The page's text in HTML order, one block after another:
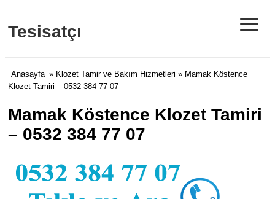
Tesisatçı ≡
Anasayfa » Klozet Tamir ve Bakım Hizmetleri » Mamak Köstence
Klozet Tamiri – 0532 384 77 07
Mamak Köstence Klozet Tamiri
– 0532 384 77 07